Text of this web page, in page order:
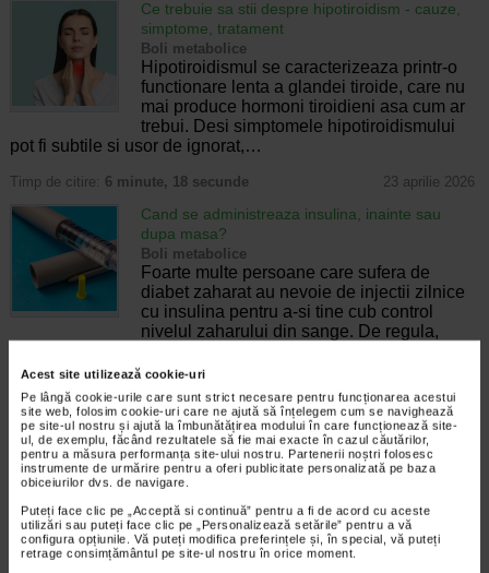
Acest site utilizează cookie-uri
Pe lângă cookie-urile care sunt strict necesare pentru funcționarea acestui
site web, folosim cookie-uri care ne ajută să înțelegem cum se navighează
pe site-ul nostru și ajută la îmbunătățirea modului în care funcționează site-
ul, de exemplu, făcând rezultatele să fie mai exacte în cazul căutărilor,
pentru a măsura performanța site-ului nostru. Partenerii noștri folosesc
instrumente de urmărire pentru a oferi publicitate personalizată pe baza
obiceiurilor dvs. de navigare.
Puteți face clic pe „Acceptă si continuă” pentru a fi de acord cu aceste
utilizări sau puteți face clic pe „Personalizează setările” pentru a vă
configura opțiunile. Vă puteți modifica preferințele și, în special, vă puteți
retrage consimțământul pe site-ul nostru în orice moment.
Ce trebuie sa stii despre hipotiroidism - cauze,
simptome, tratament
Boli metabolice
Hipotiroidismul se caracterizeaza printr-o
functionare lenta a glandei tiroide, care nu
mai produce hormoni tiroidieni asa cum ar
trebui. Desi simptomele hipotiroidismului
pot fi subtile si usor de ignorat,…
Timp de citire: 6 minute, 18 secunde 23 aprilie 2026
Cand se administreaza insulina, inainte sau
dupa masa?
Boli metabolice
Foarte multe persoane care sufera de
diabet zaharat au nevoie de injectii zilnice
cu insulina pentru a-si tine cub control
nivelul zaharului din sange. De regula,
Cartofii si glicemia: adevarul despre aceasta
„relatie tumultoasa”
Nutritie
Vesti bune pentru cei carora le plac cartofii:
de cartofi prajiti creste nivelul zaharului din
sange si riscul de diabet de tip 2, consumul
de cartofi in alte…